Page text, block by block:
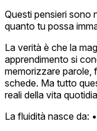
Questi pensieri sono
quanto tu possa
La verità è che la
apprendimento si
memorizzare parole,
schede. Ma tutto
reali della vita
La fluidità nasce da: •